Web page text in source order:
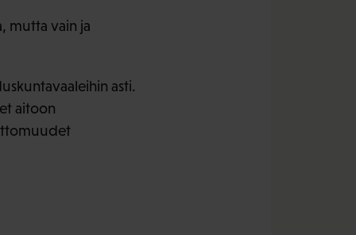
mutta vain ja
asti.
aitoon